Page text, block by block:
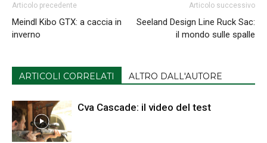
Articolo precedente
Meindl Kibo GTX: a caccia in
inverno
Articolo successivo
Seeland Design Line Ruck Sac:
il mondo sulle spalle
ARTICOLI CORRELATI ALTRO DALL'AUTORE
Cva Cascade: il video del test